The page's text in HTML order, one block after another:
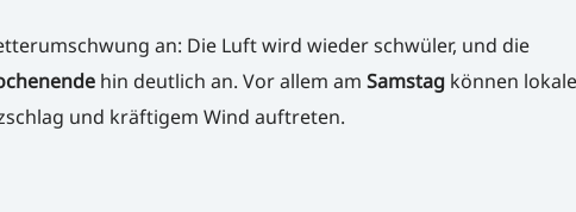
an: Die Luft wird wieder schwüler, und die
hin deutlich an. Vor allem am Samstagkönnen lokale
und kräftigem Wind auftreten.